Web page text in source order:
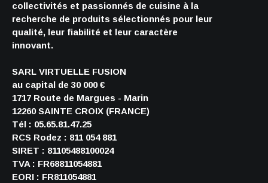
collectivités et passionnés de cuisine à la
recherche de produits sélectionnés pour leur
qualité, leur fiabilité et leur caractère
innovant.
SARL VIRTUELLE FUSION
au capital de 30 000 €
1717 Route de Margues - Marin
12260 SAINTE CROIX (FRANCE)
Tél : 05.65.81.47.25
RCS Rodez : 811 054 881
SIRET : 81105488100024
TVA : FR68811054881
EORI : FR811054881